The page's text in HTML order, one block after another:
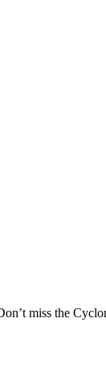
miss the